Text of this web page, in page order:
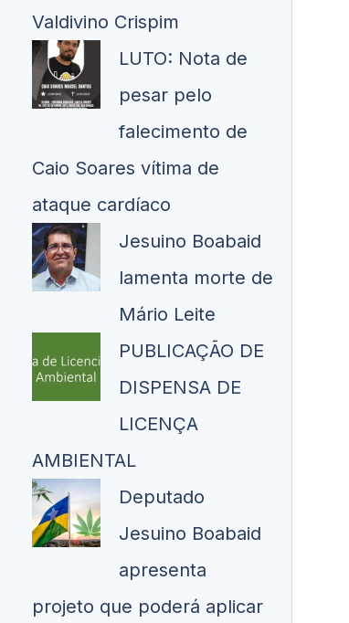
Valdivino Crispim
LUTO: Nota de
pesar pelo
falecimento de
Caio Soares vítima de
ataque cardíaco
Jesuino Boabaid
lamenta morte de
Mário Leite
PUBLICAÇÃO DE
DISPENSA DE
LICENÇA
AMBIENTAL
Deputado
Jesuino Boabaid
apresenta
projeto que poderá aplicar